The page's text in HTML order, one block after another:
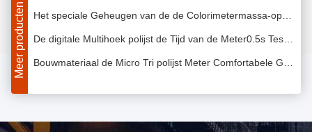
Meer producten
Ondoorzichtige Vloeibare Kleur Aanpassingsspectrofotometer met 5 van het Kleurenduim Scherm